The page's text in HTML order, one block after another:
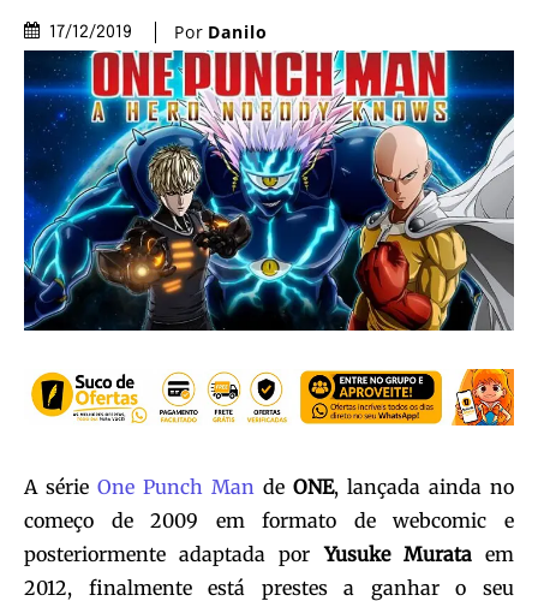
17/12/2019 Por Danilo
A série One Punch Man de ONE, lançada ainda no
começo de 2009 em formato de webcomic e
posteriormente adaptada porYusuke Murataem
2012, finalmente está prestes a ganhar o seu